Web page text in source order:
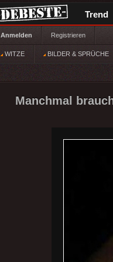
Trend
Anmelden Registrieren
WITZE BILDER & SPRÜCHE
Manchmal